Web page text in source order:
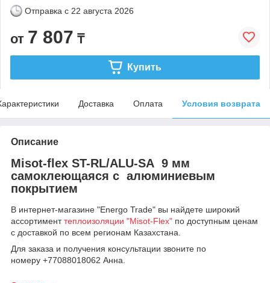
Отправка с 22 августа 2026
от 7 807 ₸
Купить
Доставка Оплата Условия возврата
Описание
Misot-flex ST-RL/ALU-SA 9 мм
самоклеющаяся с алюминиевым
покрытием
В интернет-магазине "Energo Trade" вы найдете широкий
ассортименттеплоизоляции "Misot-Flex" по доступным ценам
с доставкой по всем регионам Казахстана.
Для заказа и получения консультации звоните по
номеру +77088018062 Анна.